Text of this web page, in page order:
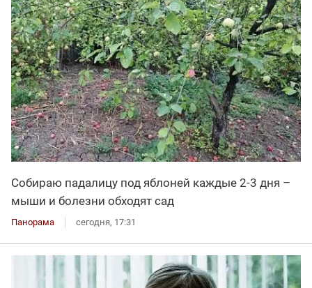
Собираю падалицу под яблоней каждые 2-3 дня –
мыши и болезни обходят сад
Панорама сегодня, 17:31